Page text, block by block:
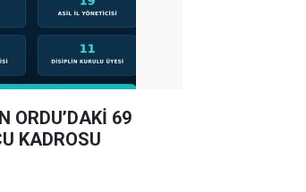
ORDU’DAKİ 69
KADROSU